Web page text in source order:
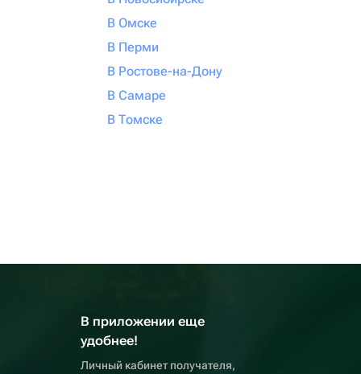
В Омске
В Перми
В Ростове-на-Дону
В Самаре
В Томске
В приложении еще
удобнее!
Личный кабинет получателя,